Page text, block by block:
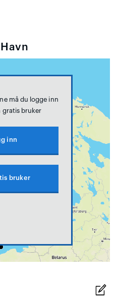
må du logge inn
gratis bruker
inn
bruker